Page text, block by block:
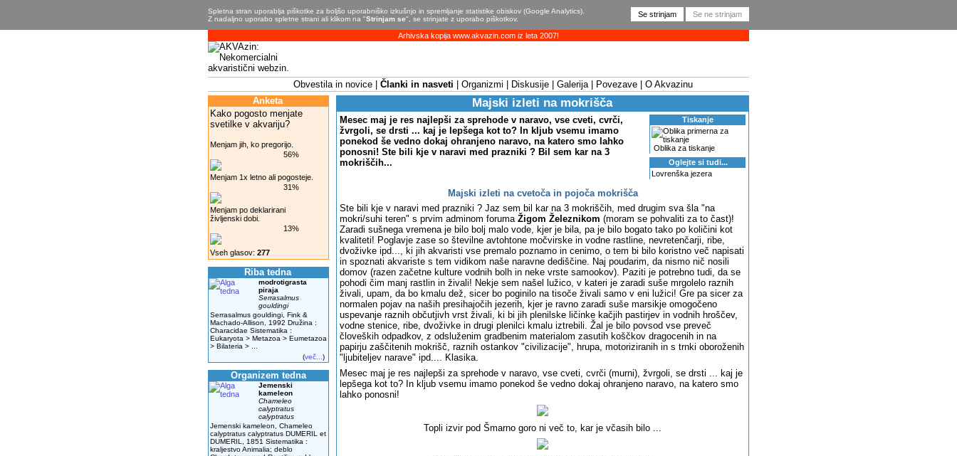
Spletna stran uporablja piškotke za boljšo uporabniško izkušnjo in spremljanje statistike obiskov (Google Analytics).
Z nadaljno uporabo spletne strani ali klikom na "Strinjam se", se strinjate z uporabo piškotkov.
Arhivska kopija www.akvazin.com iz leta 2007!
Obvestila in novice Članki in nasveti Organizmi Diskusije Galerija Povezave
O Akvazinu
Anketa
Kako pogosto menjate
svetilke v akvariju?
Menjam jih, ko pregorijo.
56%
Menjam 1x letno ali pogosteje.
31%
Menjam po deklarirani
življenski dobi.
13%
Vseh glasov: 277
Riba tedna
modrotigrasta
piraja
Serrasalmus
gouldingi
Serrasalmus gouldingi, Fink &
Machado-Allison, 1992 Družina :
Characidae Sistematika :
Eukaryota > Metazoa > Eumetazoa
> Bilateria > ...
(več... )
Organizem tedna
Jemenski
kameleon
Chameleo
calyptratus
calyptratus
Jemenski kameleon, Chameleo
calyptratus calyptratus DUMERIL et
DUMERIL, 1851 Sistematika :
kraljestvo Animalia; deblo
Majski izleti na mokrišča
Tiskanje
Oblika za tiskanje
Oglejte si tudi...
Lovrenška jezera
Mesec maj je res najlepši za sprehode v naravo, vse cveti, cvrči,
žvrgoli, se drsti ... kaj je lepšega kot to? In kljub vsemu imamo
ponekod še vedno dokaj ohranjeno naravo, na katero smo lahko
ponosni! Ste bili kje v naravi med prazniki ? Bil sem kar na 3
mokriščih...
Majski izleti na cvetoča in pojoča mokrišča
Ste bili kje v naravi med prazniki ? Jaz sem bil kar na 3 mokriščih, med drugim sva šla "na
mokri/suhi teren" s prvim adminom foruma Žigom Železnikom (moram se pohvaliti za to čast)!
Zaradi sušnega vremena je bilo bolj malo vode, kjer je bila, pa je bilo bogato tako po količini kot
kvaliteti! Poglavje zase so številne avtohtone močvirske in vodne rastline, nevretenčarji, ribe,
dvoživke ipd..., ki jih akvaristi vse premalo poznamo in cenimo, o tem bi bilo koristno več napisati
in spoznati akvariste s tem vidikom naše naravne dediščine. Naj poudarim, da nismo nič nosili
domov (razen začetne kulture vodnih bolh in neke vrste samookov). Paziti je potrebno tudi, da se
pohodi čim manj rastlin in živali! Nekje sem našel lužico, v kateri je zaradi suše mrgolelo raznih
živali, upam, da bo kmalu dež, sicer bo poginilo na tisoče živali samo v eni lužici! Gre pa sicer za
normalen pojav na naših presihajočih jezerih, kjer je ravno zaradi suše marsikje omogočeno
uspevanje raznih občutjivh vrst živali, ki bi jih plenilske ličinke kačjih pastirjev in vodnih hroščev,
vodne stenice, ribe, dvoživke in drugi plenilci kmalu iztrebili. Žal je bilo povsod vse preveč
človeških odpadkov, z odsluženim gradbenim materialom zasutih koščkov dragocenih in na
papirju zaščitenih mokrišč, raznih ostankov "civilizacije", hrupa, motoriziranih in s trnki oboroženih
"ljubiteljev narave" ipd.... Klasika.
Mesec maj je res najlepši za sprehode v naravo, vse cveti, cvrči (murni), žvrgoli, se drsti ... kaj je
lepšega kot to? In kljub vsemu imamo ponekod še vedno dokaj ohranjeno naravo, na katero smo
lahko ponosni!
Topli izvir pod Šmarno goro ni več to, kar je včasih bilo ...